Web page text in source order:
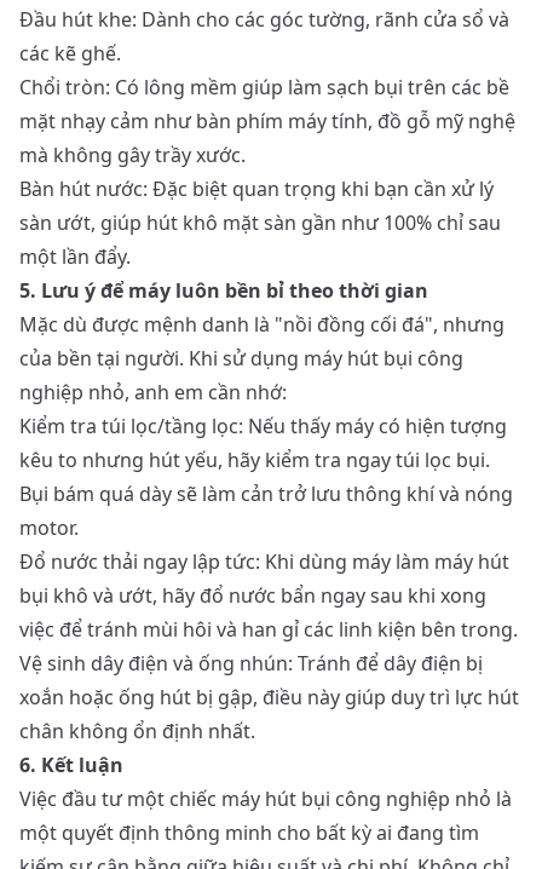
Đầu hút khe: Dành cho các góc tường, rãnh cửa sổ và
các kẽ ghế.
Chổi tròn: Có lông mềm giúp làm sạch bụi trên các bề
mặt nhạy cảm như bàn phím máy tính, đồ gỗ mỹ nghệ
mà không gây trầy xước.
Bàn hút nước: Đặc biệt quan trọng khi bạn cần xử lý
sàn ướt, giúp hút khô mặt sàn gần như 100% chỉ sau
một lần đẩy.
5. Lưu ý để máy luôn bền bỉ theo thời gian
Mặc dù được mệnh danh là "nồi đồng cối đá", nhưng
của bền tại người. Khi sử dụng máy hút bụi công
nghiệp nhỏ, anh em cần nhớ:
Kiểm tra túi lọc/tầng lọc: Nếu thấy máy có hiện tượng
kêu to nhưng hút yếu, hãy kiểm tra ngay túi lọc bụi.
Bụi bám quá dày sẽ làm cản trở lưu thông khí và nóng
motor.
Đổ nước thải ngay lập tức: Khi dùng máy làm máy hút
bụi khô và ướt, hãy đổ nước bẩn ngay sau khi xong
việc để tránh mùi hôi và han gỉ các linh kiện bên trong.
Vệ sinh dây điện và ống nhún: Tránh để dây điện bị
xoắn hoặc ống hút bị gập, điều này giúp duy trì lực hút
chân không ổn định nhất.
6. Kết luận
Việc đầu tư một chiếc máy hút bụi công nghiệp nhỏ là
một quyết định thông minh cho bất kỳ ai đang tìm